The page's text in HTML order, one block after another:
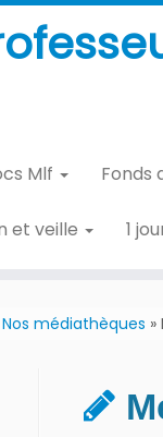
Mlf Fonds
et veille 1
Nos médiathèques »